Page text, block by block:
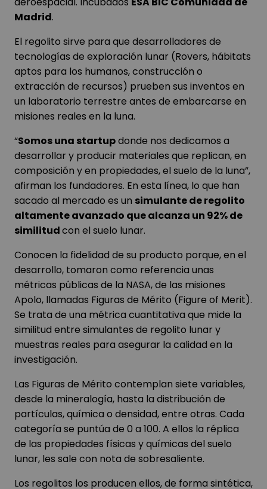
Madrid.
El regolito sirve para que desarrolladores de
tecnologías de exploración lunar (Rovers, hábitats
aptos para los humanos, construcción o
extracción de recursos) prueben sus inventos en
un laboratorio terrestre antes de embarcarse en
misiones reales en la luna.
“Somos una startupdonde nos dedicamos a
desarrollar y producir materiales que replican, en
composición y en propiedades, el suelo de la luna”,
afirman los fundadores. En esta línea, lo que han
sacado al mercado es un simulante de regolito
altamente avanzado que alcanza un 92% de
similitudcon el suelo lunar.
Conocen la fidelidad de su producto porque, en el
desarrollo, tomaron como referencia unas
métricas públicas de la NASA, de las misiones
Apolo, llamadas Figuras de Mérito (Figure of Merit).
Se trata de una métrica cuantitativa que mide la
similitud entre simulantes de regolito lunar y
muestras reales para asegurar la calidad en la
investigación.
Las Figuras de Mérito contemplan siete variables,
desde la mineralogía, hasta la distribución de
partículas, química o densidad, entre otras. Cada
categoría se puntúa de 0 a 100. A ellos la réplica
de las propiedades físicas y químicas del suelo
lunar, les sale con nota de sobresaliente.
Los regolitos los producen ellos, de forma sintética,